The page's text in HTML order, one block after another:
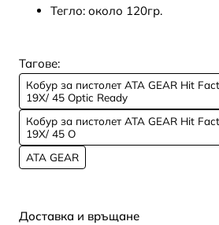
Тегло: около 120гр.
Тагове:
Кобур за пистолет ATA GEAR Hit
19X/ 45 Optic Ready
Кобур за пистолет ATA GEAR Hit
19X/ 45 O
ATA GEAR
Доставка и връщане